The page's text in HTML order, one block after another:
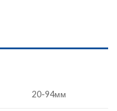
20-94мм